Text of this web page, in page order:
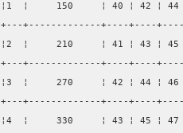
¦1  ¦     150     ¦ 40 ¦ 42 ¦ 44
+---+-------------+----+----
¦2  ¦     210     ¦ 41 ¦ 43 ¦ 45
+---+-------------+----+----
¦3  ¦     270     ¦ 42 ¦ 44 ¦ 46
+---+-------------+----+----
¦4  ¦     330     ¦ 43 ¦ 45 ¦ 47